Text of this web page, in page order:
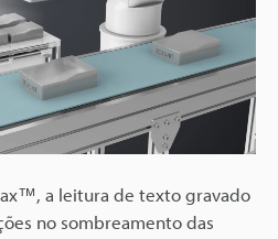
a leitura de texto gravado
no sombreamento das